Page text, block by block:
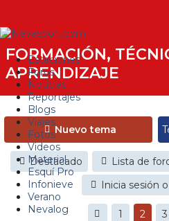
Estaciones
Foros
Noticias
Reportajes
Blogs
Viajes
Fotos
Videos
Material
Esquí Pro
Infonieve
Verano
Nevalog
FORMACIÓN,
APRENDIZAJE
Nuevo tema
Destacado Lista de
Inicia sesión
1 2 3